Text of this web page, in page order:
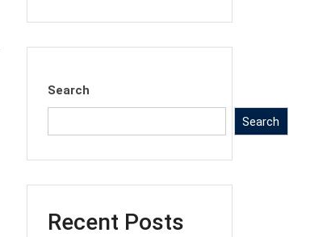
Search
Search
Recent Posts